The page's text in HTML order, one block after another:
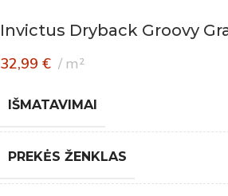
Invictus Dryback Groovy
32,99 € m²
IŠMATAVIMAI
PREKĖS ŽENKLAS